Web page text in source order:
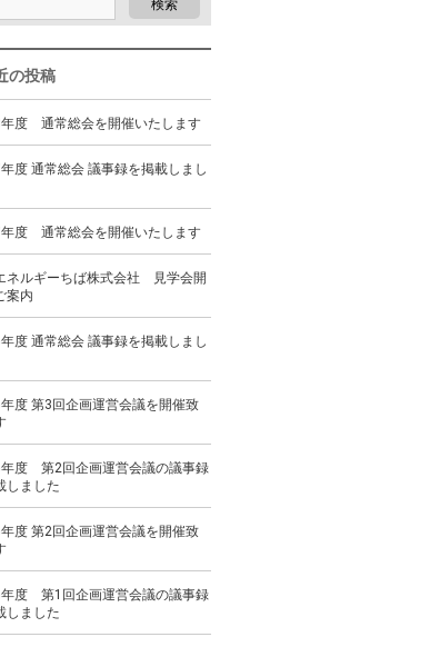
の投稿
度 通常総会を開催いたします
度 通常総会 議事録を掲載しまし
度 通常総会を開催いたします
ネルギーちば株式会社 見学会開
案内
度 通常総会 議事録を掲載しまし
度 第3回企画運営会議を開催致
度 第2回企画運営会議の議事録
しました
度 第2回企画運営会議を開催致
度 第1回企画運営会議の議事録
しました